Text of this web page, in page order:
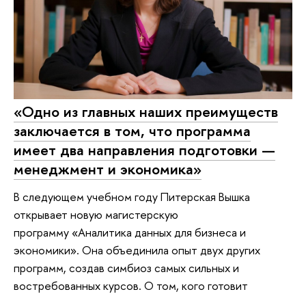
«Одно из главных наших преимуществ
заключается в том, что программа
имеет два направления подготовки —
менеджмент и экономика»
В следующем учебном году Питерская Вышка
открывает новую магистерскую
программу «Аналитика данных для бизнеса и
экономики». Она объединила опыт двух других
программ, создав симбиоз самых сильных и
востребованных курсов. О том, кого готовит